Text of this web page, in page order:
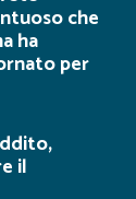
che
ha
per
il